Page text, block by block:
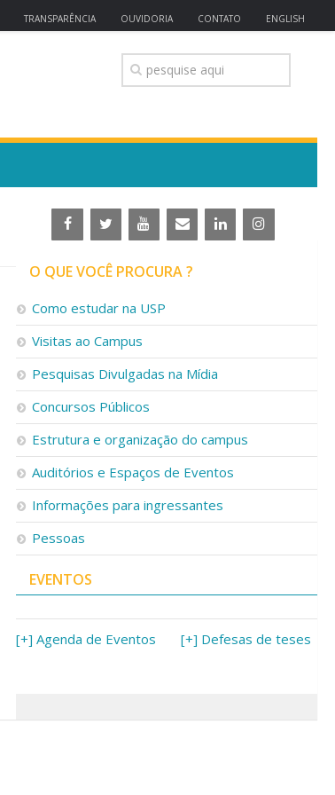
TRANSPARÊNCIA OUVIDORIA CONTATO ENGLISH
O QUE VOCÊ PROCURA ?
Como estudar na USP
Visitas ao Campus
Pesquisas Divulgadas na Mídia
Concursos Públicos
Estrutura e organização do campus
Auditórios e Espaços de Eventos
Informações para ingressantes
Pessoas
EVENTOS
[+] Agenda de Eventos [+] Defesas de teses